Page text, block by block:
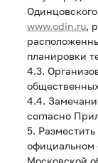
www.odin.ru,
планировки
4.3.
4.4.
согласно
5.
официальном